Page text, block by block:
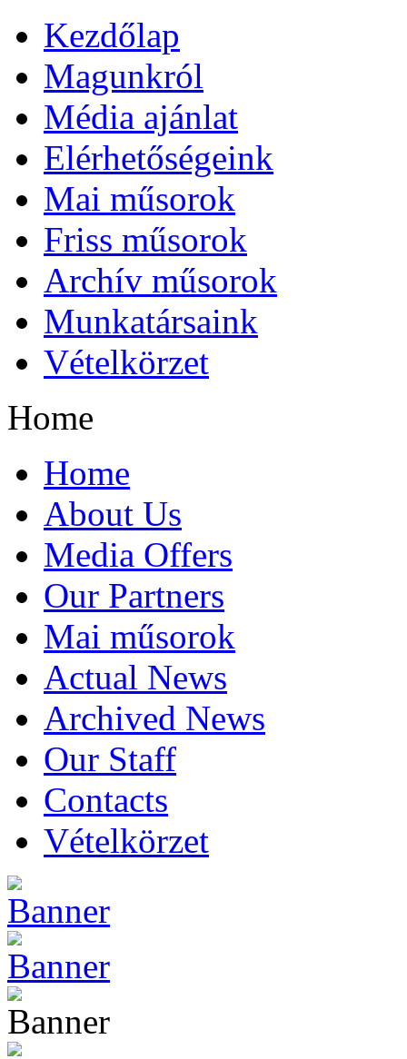
Kezdőlap
Magunkról
Média ajánlat
Elérhetőségeink
Mai műsorok
Friss műsorok
Archív műsorok
Munkatársaink
Vételkörzet
Home
Home
About Us
Media Offers
Our Partners
Mai műsorok
Actual News
Archived News
Our Staff
Contacts
Vételkörzet